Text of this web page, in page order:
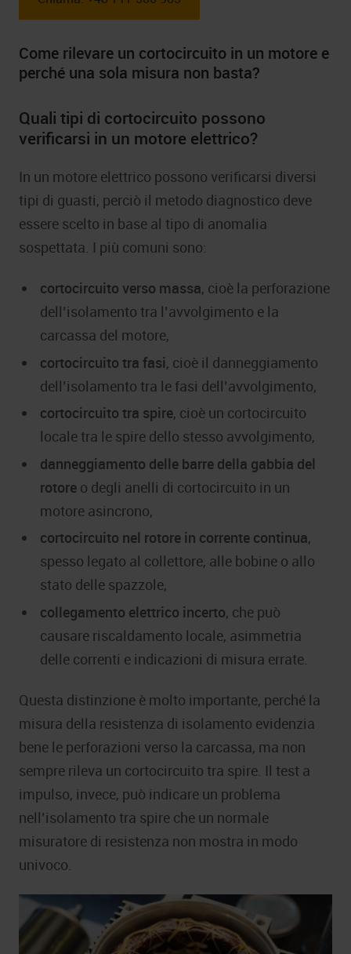
Come rilevare un cortocircuito in un motore e
perché una sola misura non basta?
Quali tipi di cortocircuito possono
verificarsi in un motore elettrico?
In un motore elettrico possono verificarsi diversi
tipi di guasti, perciò il metodo diagnostico deve
essere scelto in base al tipo di anomalia
sospettata. I più comuni sono:
cortocircuito verso massa, cioè la perforazione
dell’isolamento tra l’avvolgimento e la
carcassa del motore,
cortocircuito tra fasi, cioè il danneggiamento
dell’isolamento tra le fasi dell’avvolgimento,
cortocircuito tra spire, cioè un cortocircuito
locale tra le spire dello stesso avvolgimento,
danneggiamento delle barre della gabbia del
rotore o degli anelli di cortocircuito in un
motore asincrono,
cortocircuito nel rotore in corrente continua,
spesso legato al collettore, alle bobine o allo
stato delle spazzole,
collegamento elettrico incerto, che può
causare riscaldamento locale, asimmetria
delle correnti e indicazioni di misura errate.
Questa distinzione è molto importante, perché la
misura della resistenza di isolamento evidenzia
bene le perforazioni verso la carcassa, ma non
sempre rileva un cortocircuito tra spire. Il test a
impulso, invece, può indicare un problema
nell’isolamento tra spire che un normale
misuratore di resistenza non mostra in modo
univoco.